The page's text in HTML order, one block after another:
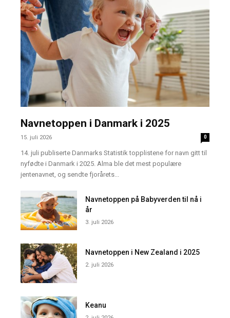
Navnetoppen i Danmark i 2025
15. juli 2026 0
14. juli publiserte Danmarks Statistik topplistene for navn gitt til
nyfødte i Danmark i 2025. Alma ble det mest populære
jentenavnet, og sendte fjorårets...
Navnetoppen på Babyverden til nå i
år
3. juli 2026
Navnetoppen i New Zealand i 2025
2. juli 2026
Keanu